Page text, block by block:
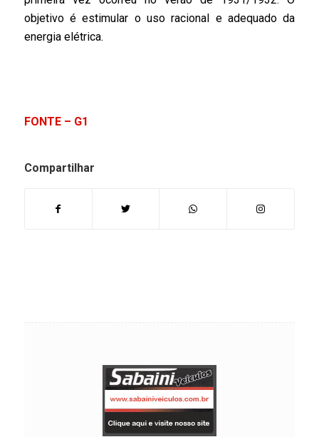
objetivo é estimular o uso racional e adequado da
energia elétrica.
FONTE – G1
Compartilhar